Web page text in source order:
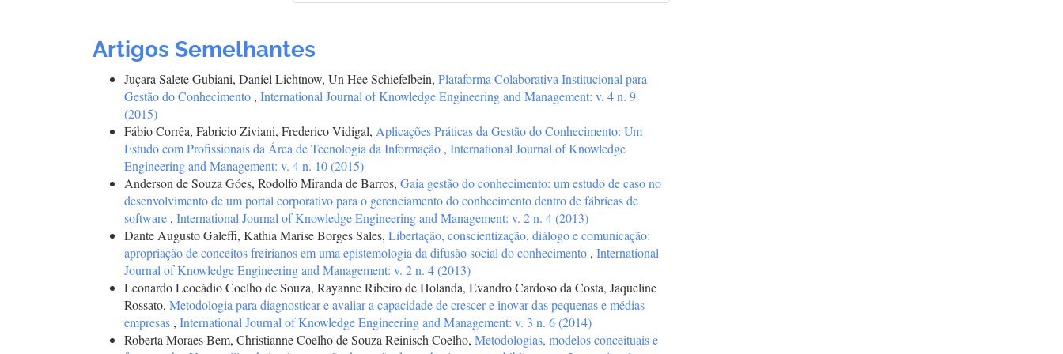
Artigos Semelhantes
Juçara Salete Gubiani, Daniel Lichtnow, Un Hee Schiefelbein, Plataforma Colaborativa Institucional para
Gestão do Conhecimento , International Journal of Knowledge Engineering and Management: v. 4 n. 9
(2015)
Fábio Corrêa, Fabricio Ziviani, Frederico Vidigal, Aplicações Práticas da Gestão do Conhecimento: Um
Estudo com Profissionais da Área de Tecnologia da Informação , International Journal of Knowledge
Engineering and Management: v. 4 n. 10 (2015)
Anderson de Souza Góes, Rodolfo Miranda de Barros, Gaia gestão do conhecimento: um estudo de caso no
desenvolvimento de um portal corporativo para o gerenciamento do conhecimento dentro de fábricas de
software , International Journal of Knowledge Engineering and Management: v. 2 n. 4 (2013)
Dante Augusto Galeffi, Kathia Marise Borges Sales, Libertação, conscientização, diálogo e comunicação:
apropriação de conceitos freirianos em uma epistemologia da difusão social do conhecimento , International
Journal of Knowledge Engineering and Management: v. 2 n. 4 (2013)
Leonardo Leocádio Coelho de Souza, Rayanne Ribeiro de Holanda, Evandro Cardoso da Costa, Jaqueline
Rossato, Metodologia para diagnosticar e avaliar a capacidade de crescer e inovar das pequenas e médias
empresas , International Journal of Knowledge Engineering and Management: v. 3 n. 6 (2014)
Roberta Moraes Bem, Christianne Coelho de Souza Reinisch Coelho, Metodologias, modelos conceituais e